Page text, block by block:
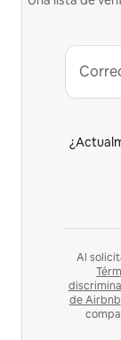
Al
de Airbnb